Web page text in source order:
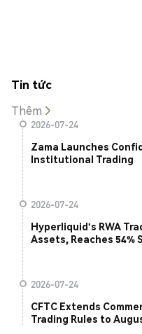
Tin tức
Thêm
2026-07-24
Zama Launches
Institutional Trading
2026-07-24
Hyperliquid's RWA
Assets, Reaches 54%
2026-07-24
CFTC Extends
Trading Rules to